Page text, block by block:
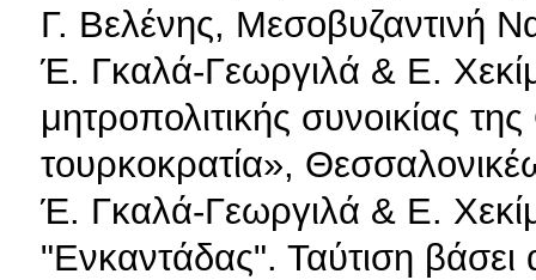
Γ. Βελένης, Μεσοβυζαντινή
Έ. Γκαλά-Γεωργιλά & Ε.
μητροπολιτικής συνοικίας
τουρκοκρατία»,
Έ. Γκαλά-Γεωργιλά & Ε.
"Ενκαντάδας". Ταύτιση